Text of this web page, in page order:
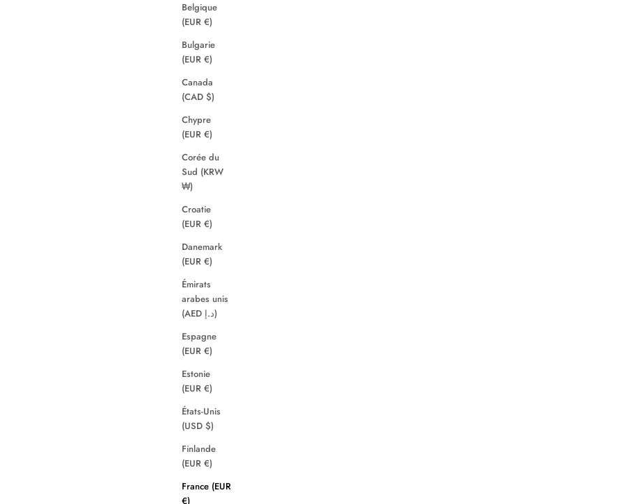
Belgique
(EUR €)
Bulgarie
(EUR €)
Canada
(CAD $)
Chypre
(EUR €)
Corée du
Sud (KRW
₩)
Croatie
(EUR €)
Danemark
(EUR €)
Émirats
arabes unis
(AED د.إ)
Espagne
(EUR €)
Estonie
(EUR €)
États-Unis
(USD $)
Finlande
(EUR €)
France (EUR
€)